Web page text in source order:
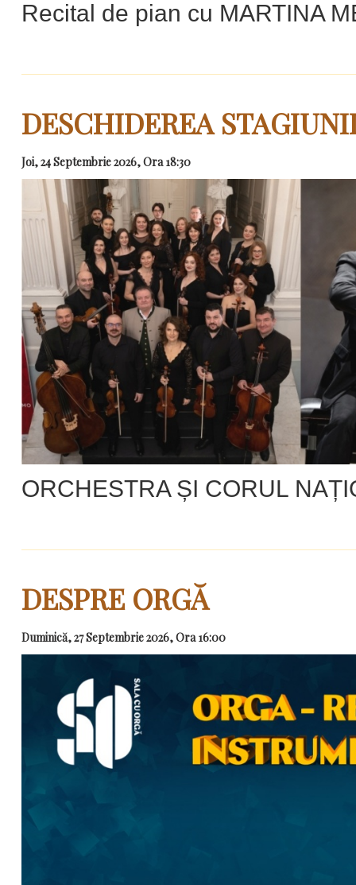
Recital de pian cu MARTINA
DESCHIDEREA
Joi, 24 Septembrie 2026, Ora 18:30
ORCHESTRA ȘI CORUL
DESPRE ORGĂ
Duminică, 27 Septembrie 2026, Ora 16:00